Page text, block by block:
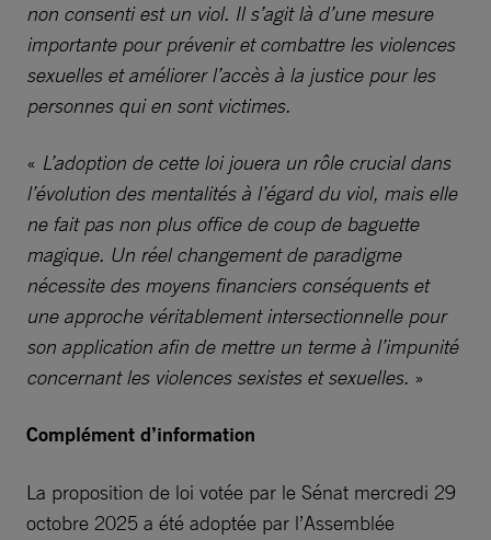
non consenti est un viol. Il s’agit là d’une mesure
importante pour prévenir et combattre les violences
sexuelles et améliorer l’accès à la justice pour les
personnes qui en sont victimes.
« L’adoption de cette loi jouera un rôle crucial dans
l’évolution des mentalités à l’égard du viol, mais elle
ne fait pas non plus office de coup de baguette
magique. Un réel changement de paradigme
nécessite des moyens financiers conséquents et
une approche véritablement intersectionnelle pour
son application afin de mettre un terme à l’impunité
concernant les violences sexistes et sexuelles. »
Complément d’information
La proposition de loi votée par le Sénat mercredi 29
octobre 2025 a été adoptée par l’Assemblée